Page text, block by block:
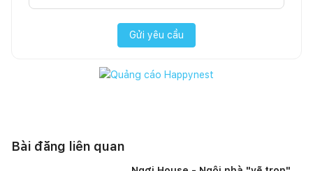
Gửi yêu cầu
Bài đăng liên quan